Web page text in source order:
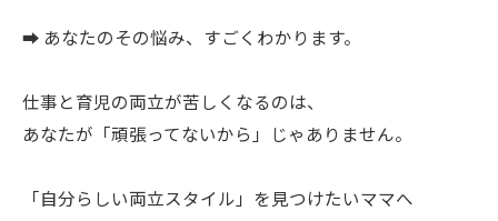
➡ あなたのその悩み、すごくわかります。
仕事と育児の両立が苦しくなるのは、
あなたが「頑張ってないから」じゃありません。
「自分らしい両立スタイル」を見つけたいママへ